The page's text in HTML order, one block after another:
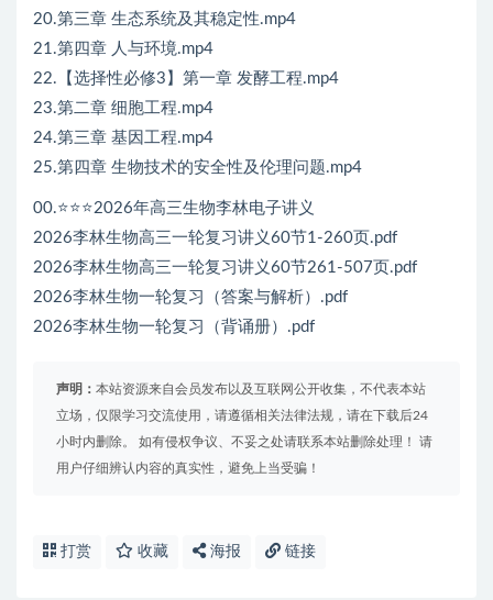
20.第三章 生态系统及其稳定性.mp4
21.第四章 人与环境.mp4
22.【选择性必修3】第一章 发酵工程.mp4
23.第二章 细胞工程.mp4
24.第三章 基因工程.mp4
25.第四章 生物技术的安全性及伦理问题.mp4
00.⭐⭐⭐2026年高三生物李林电子讲义
2026李林生物高三一轮复习讲义60节1-260页.pdf
2026李林生物高三一轮复习讲义60节261-507页.pdf
2026李林生物一轮复习（答案与解析）.pdf
2026李林生物一轮复习（背诵册）.pdf
声明： 本站资源来自会员发布以及互联网公开收集，不代表本站
立场，仅限学习交流使用，请遵循相关法律法规，请在下载后24
小时内删除。 如有侵权争议、不妥之处请联系本站删除处理！ 请
用户仔细辨认内容的真实性，避免上当受骗！
打赏 收藏 海报 链接